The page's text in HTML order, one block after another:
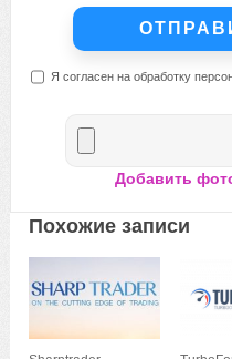
Я согласен на обработку
Добавить
Похожие записи